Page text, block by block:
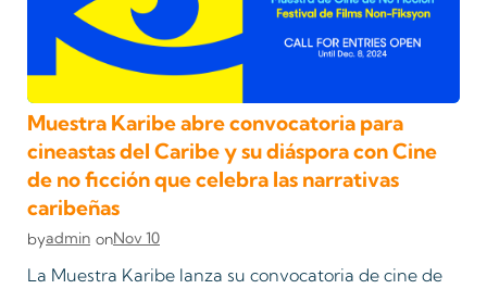
Muestra Karibe abre convocatoria para
cineastas del Caribe y su diáspora con Cine
de no ficción que celebra las narrativas
caribeñas
byadmin onNov 10
La Muestra Karibe lanza su convocatoria de cine de